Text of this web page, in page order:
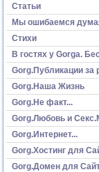
Статьи
Мы ошибаемся
Стихи
В гостях у Gorga.
Gorg.Публикации за
Gorg.Наша Жизнь
Gorg.Не факт...
Gorg.Любовь и
Gorg.Интернет...
Gorg.Хостинг для
Gorg.Домен для